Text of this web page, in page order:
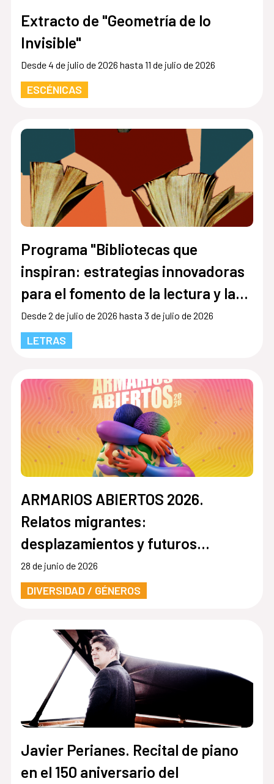
Extracto de "Geometría de lo
Invisible"
Desde 4 de julio de 2026 hasta 11 de julio de 2026
ESCÉNICAS
Programa "Bibliotecas que
inspiran: estrategias innovadoras
para el fomento de la lectura y la
escritura en el siglo XX"
Desde 2 de julio de 2026 hasta 3 de julio de 2026
LETRAS
ARMARIOS ABIERTOS 2026.
Relatos migrantes:
desplazamientos y futuros
LGTBIQ+
28 de junio de 2026
DIVERSIDAD / GÉNEROS
Javier Perianes. Recital de piano
en el 150 aniversario del